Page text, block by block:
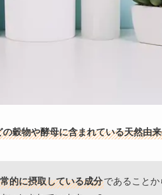
穀物や酵母に含まれている天然由
的に摂取している成分であること